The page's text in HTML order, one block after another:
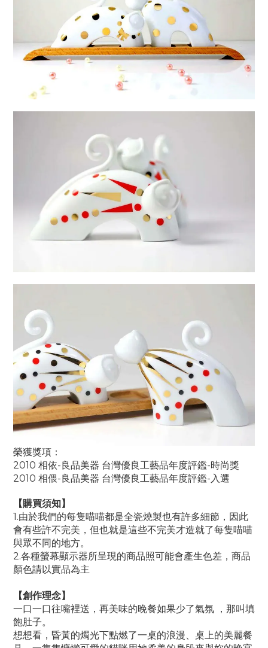
榮獲獎項：
2010 相依-良品美器 台灣優良工藝品年度評鑑-時尚獎
2010 相偎-良品美器 台灣優良工藝品年度評鑑-入選
【購買須知】
1.由於我們的每隻喵喵都是全瓷燒製也有許多細節，因此
會有些許不完美，但也就是這些不完美才造就了每隻喵喵
與眾不同的地方。
2.各種螢幕顯示器所呈現的商品照可能會產生色差，商品
顏色請以實品為主
【創作理念】
一口一口往嘴裡送，再美味的晚餐如果少了氣氛 ，那叫填
飽肚子。
想想看，昏黃的燭光下點燃了一桌的浪漫、桌上的美麗餐